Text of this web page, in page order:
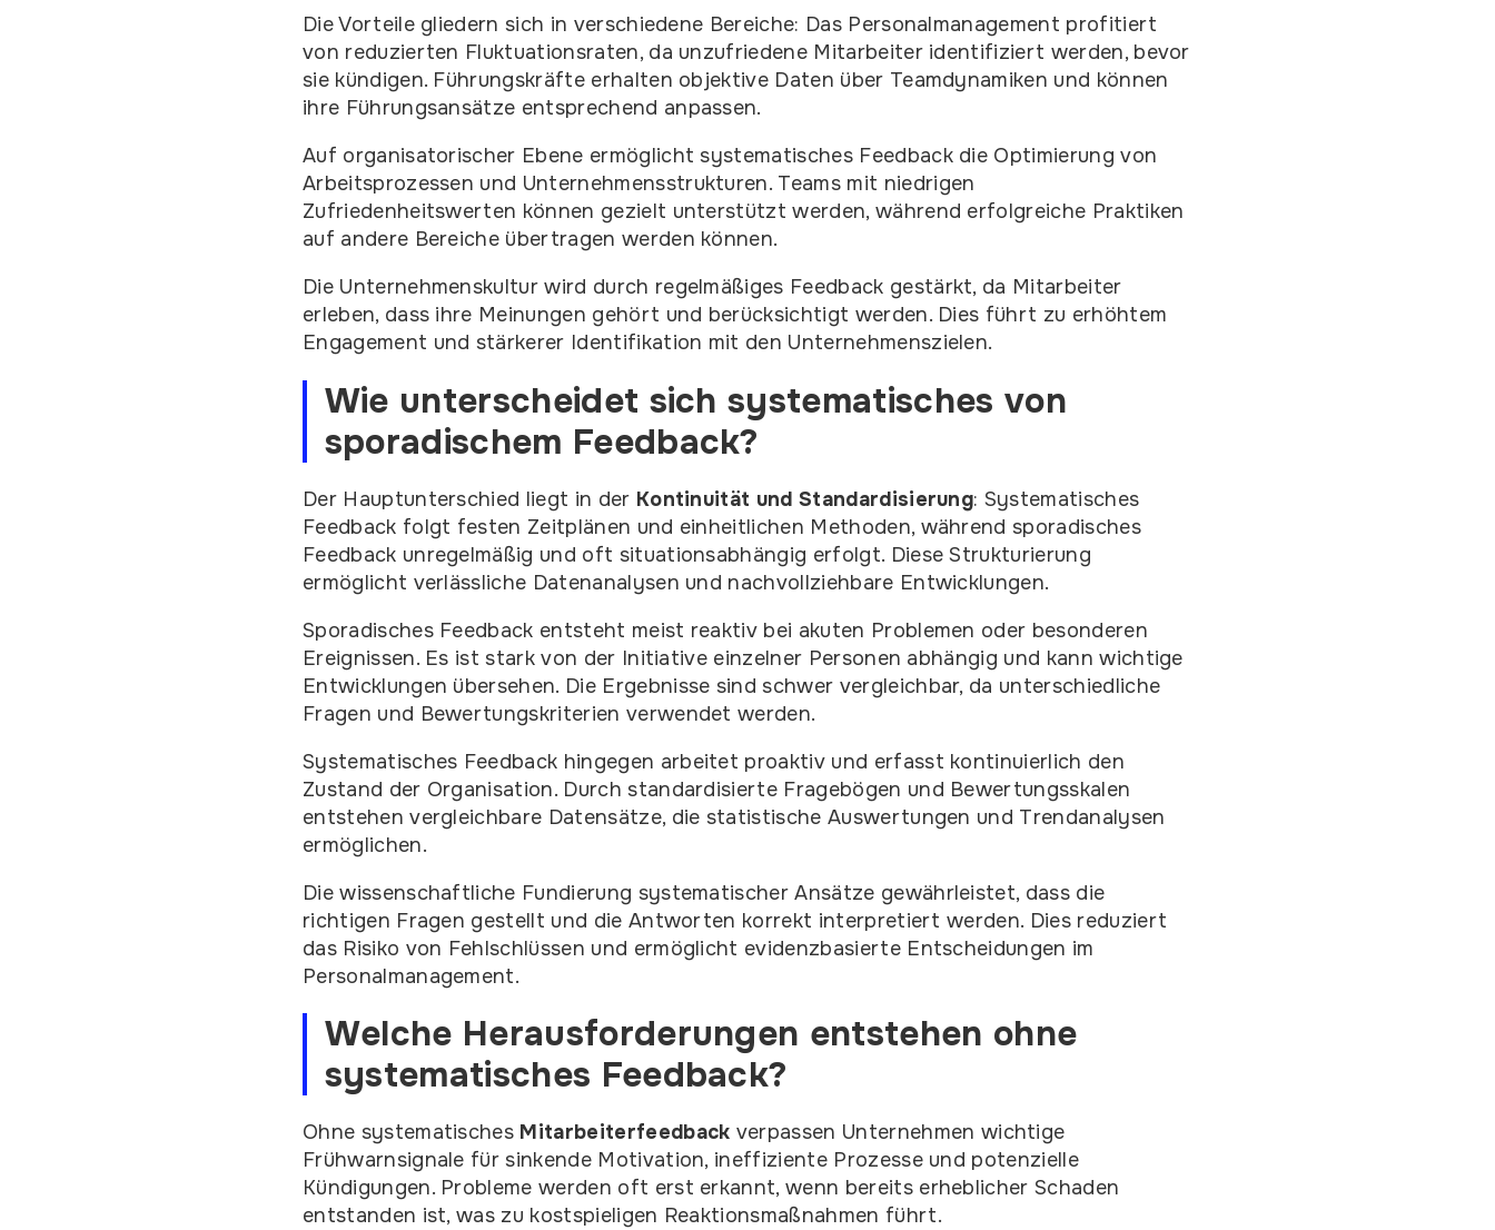
Die Vorteile gliedern sich in verschiedene Bereiche: Das Personalmanagement profitiert
von reduzierten Fluktuationsraten, da unzufriedene Mitarbeiter identifiziert werden, bevor
sie kündigen. Führungskräfte erhalten objektive Daten über Teamdynamiken und können
ihre Führungsansätze entsprechend anpassen.
Auf organisatorischer Ebene ermöglicht systematisches Feedback die Optimierung von
Arbeitsprozessen und Unternehmensstrukturen. Teams mit niedrigen
Zufriedenheitswerten können gezielt unterstützt werden, während erfolgreiche Praktiken
auf andere Bereiche übertragen werden können.
Die Unternehmenskultur wird durch regelmäßiges Feedback gestärkt, da Mitarbeiter
erleben, dass ihre Meinungen gehört und berücksichtigt werden. Dies führt zu erhöhtem
Engagement und stärkerer Identifikation mit den Unternehmenszielen.
Wie unterscheidet sich systematisches von
sporadischem Feedback?
Der Hauptunterschied liegt in der Kontinuität und Standardisierung: Systematisches
Feedback folgt festen Zeitplänen und einheitlichen Methoden, während sporadisches
Feedback unregelmäßig und oft situationsabhängig erfolgt. Diese Strukturierung
ermöglicht verlässliche Datenanalysen und nachvollziehbare Entwicklungen.
Sporadisches Feedback entsteht meist reaktiv bei akuten Problemen oder besonderen
Ereignissen. Es ist stark von der Initiative einzelner Personen abhängig und kann wichtige
Entwicklungen übersehen. Die Ergebnisse sind schwer vergleichbar, da unterschiedliche
Fragen und Bewertungskriterien verwendet werden.
Systematisches Feedback hingegen arbeitet proaktiv und erfasst kontinuierlich den
Zustand der Organisation. Durch standardisierte Fragebögen und Bewertungsskalen
entstehen vergleichbare Datensätze, die statistische Auswertungen und Trendanalysen
ermöglichen.
Die wissenschaftliche Fundierung systematischer Ansätze gewährleistet, dass die
richtigen Fragen gestellt und die Antworten korrekt interpretiert werden. Dies reduziert
das Risiko von Fehlschlüssen und ermöglicht evidenzbasierte Entscheidungen im
Personalmanagement.
Welche Herausforderungen entstehen ohne
systematisches Feedback?
Ohne systematisches Mitarbeiterfeedback verpassen Unternehmen wichtige
Frühwarnsignale für sinkende Motivation, ineffiziente Prozesse und potenzielle
Kündigungen. Probleme werden oft erst erkannt, wenn bereits erheblicher Schaden
entstanden ist, was zu kostspieligen Reaktionsmaßnahmen führt.